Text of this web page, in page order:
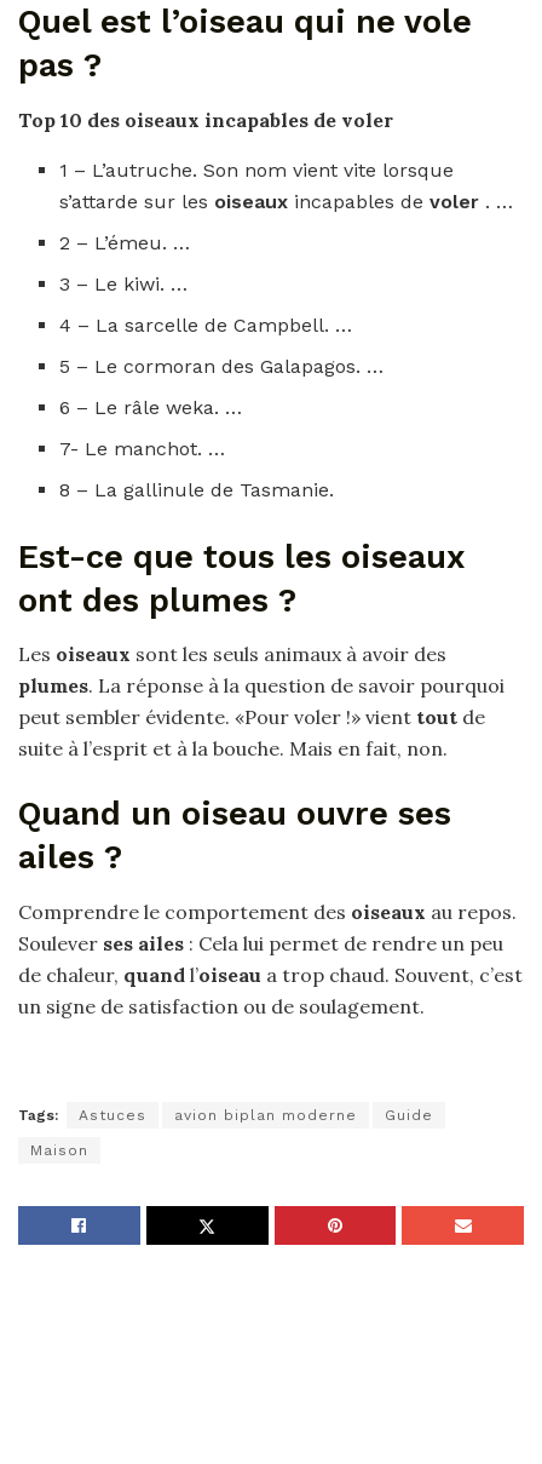
Quel est l’oiseau qui ne vole
pas ?
Top 10 des oiseaux incapables de voler
1 – L’autruche. Son nom vient vite lorsque
s’attarde sur les oiseaux incapables devoler . …
2 – L’émeu. …
3 – Le kiwi. …
4 – La sarcelle de Campbell. …
5 – Le cormoran des Galapagos. …
6 – Le râle weka. …
7- Le manchot. …
8 – La gallinule de Tasmanie.
Est-ce que tous les oiseaux
ont des plumes ?
Les oiseaux sont les seuls animaux à avoir des
plumes. La réponse à la question de savoir pourquoi
peut sembler évidente. «Pour voler !» vient tout de
suite à l’esprit et à la bouche. Mais en fait, non.
Quand un oiseau ouvre ses
ailes ?
Comprendre le comportement des oiseaux au repos.
Soulever ses ailes : Cela lui permet de rendre un peu
de chaleur, quand l’oiseau a trop chaud. Souvent, c’est
un signe de satisfaction ou de soulagement.
Tags: Astuces avion biplan moderne Guide
Maison